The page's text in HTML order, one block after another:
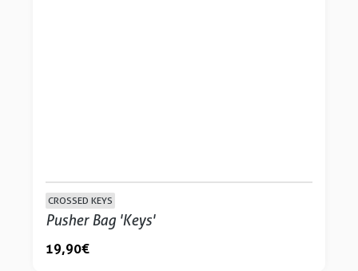
CROSSED KEYS
Pusher Bag 'Keys'
19,90 €